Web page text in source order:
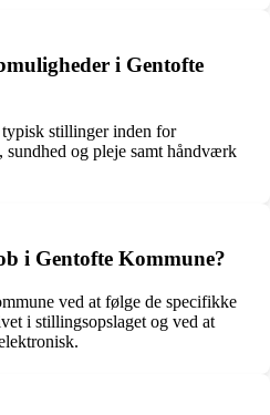
i Gentofte
stillinger inden for
og pleje samt håndværk
i Gentofte Kommune?
ved at følge de specifikke
i stillingsopslaget og ved at